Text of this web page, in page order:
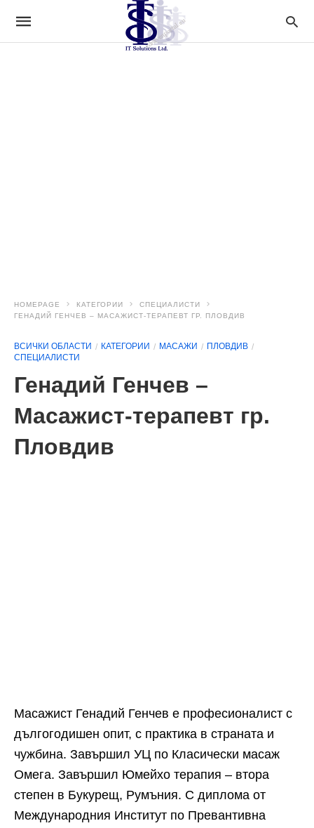
HOMEPAGE КАТЕГОРИИ
СПЕЦИАЛИСТИ
ГЕНАДИЙ ГЕНЧЕВ – МАСАЖИСТ-ТЕРАПЕВТ ГР. ПЛОВДИВ
ВСИЧКИ ОБЛАСТИ КАТЕГОРИИ МАСАЖИ
ПЛОВДИВ
СПЕЦИАЛИСТИ
Генадий Генчев –
Масажист-терапевт гр.
Пловдив
Масажист Генадий Генчев е професионалист с
дългогодишен опит, с практика в страната и
чужбина. Завършил УЦ по Класически масаж
Омега. Завършил Юмейхо терапия – втора
степен в Букурещ, Румъния. С диплома от
Международния Институт по Превантивна